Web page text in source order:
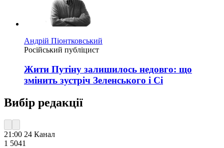
Андрій Піонтковський
Російський публіцист
Жити Путіну залишилось недовго: що
змінить зустріч Зеленського і Сі
Вибір редакції
21:00 24 Канал
1 5041